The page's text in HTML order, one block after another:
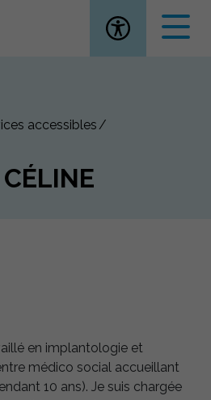
Ouvrir la
accessibles
en implantologie et
médico social accueillant
10 ans). Je suis chargée